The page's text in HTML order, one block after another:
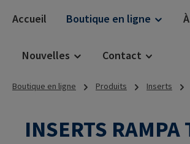
Accueil Boutique en ligne
Nouvelles Contact
Boutique en ligne Produits Inserts
INSERTS RAMPA